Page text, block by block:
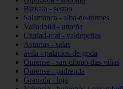
Bizkaia - sestao
Salamanca - alba-de-tormes
Valladolid - urueña
Ciudad-real - valdepeñas
Asturias - salas
ávila - palacios-de-goda
Ourense - san-cibrao-das-viñas
Ourense - padrenda
Granada - loja